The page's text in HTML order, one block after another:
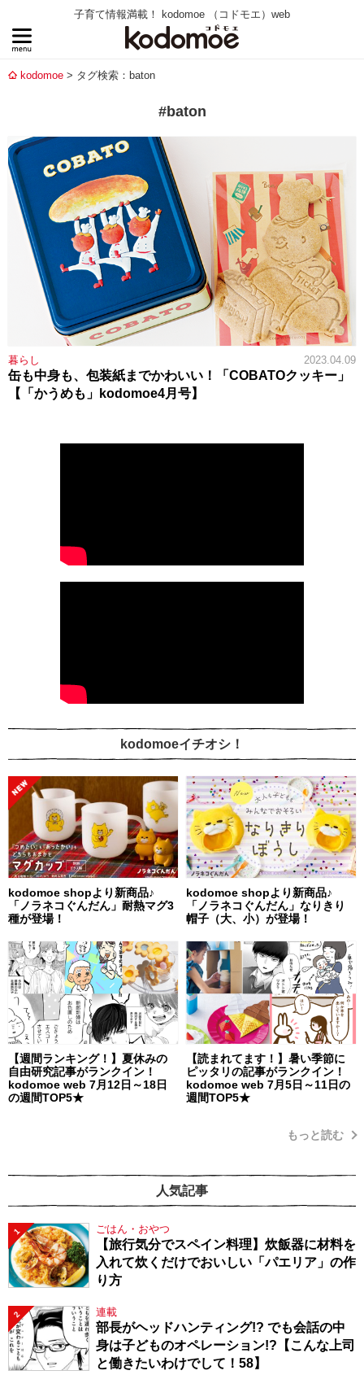
子育て情報満載！ kodomoe （コドモエ）web
kodomoe タグ検索：baton
#baton
暮らし 2023.04.09
缶も中身も、包装紙までかわいい！「COBATOクッキー」
【「かうめも」kodomoe4月号】
kodomoeイチオシ！
kodomoe shopより新商品♪
「ノラネコぐんだん」耐熱マグ3
種が登場！
kodomoe shopより新商品♪
「ノラネコぐんだん」なりきり
帽子（大、小）が登場！
【週間ランキング！】夏休みの
自由研究記事がランクイン！
kodomoe web 7月12日～18日
の週間TOP5★
【読まれてます！】暑い季節に
ピッタリの記事がランクイン！
kodomoe web 7月5日～11日の
週間TOP5★
もっと読む
人気記事
1 ごはん・おやつ
【旅行気分でスペイン料理】炊飯器に材料を
入れて炊くだけでおいしい「パエリア」の作
り方
2 連載
部長がヘッドハンティング!? でも会話の中
身は子どものオペレーション!?【こんな上司
と働きたいわけでして！58】